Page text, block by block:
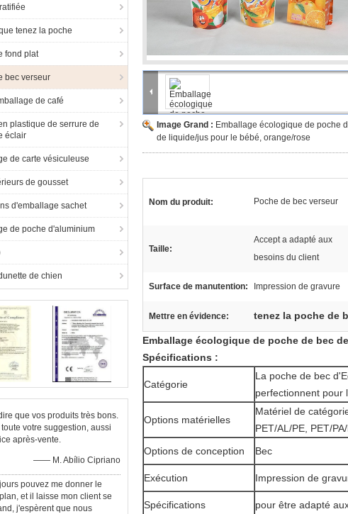
tenez la poche
fond plat
bec verseur
de café
plastique de serrure de
éclair
de carte vésiculeuse
de gousset
d'emballage sachet
de poche d'aluminium
de chien
que vos produits très bons.
toute votre suggestion, aussi
après-vente.
—— M. Abílio Cipriano
pouvez me donner le
et il laisse mon client se
j'espèrent que nous
Image Grand : Emballage écologique de poche
de liquide/jus pour le bébé, orange/rose
Nom du produit: Poche de bec verseur
Taille:
Accept a adapté aux
besoins du client
Surface de manutention: Impression de gravure
Mettre en évidence: tenez la poche de
Emballage écologique de poche de bec
Spécifications :
Catégorie
La poche de bec
perfectionnent pour
Options matérielles
Matériel de
PET/AL/PE, PET/
Options de conception
Bec
Exécution Impression de
Spécifications pour être adapté